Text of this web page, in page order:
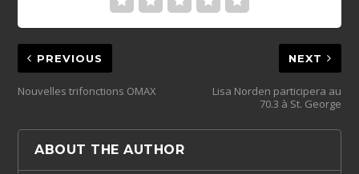
PREVIOUS
Nouvelles trifonctions OMAX
NEXT
Lisa Norden participera au
70.3 à St. George
ABOUT THE AUTHOR